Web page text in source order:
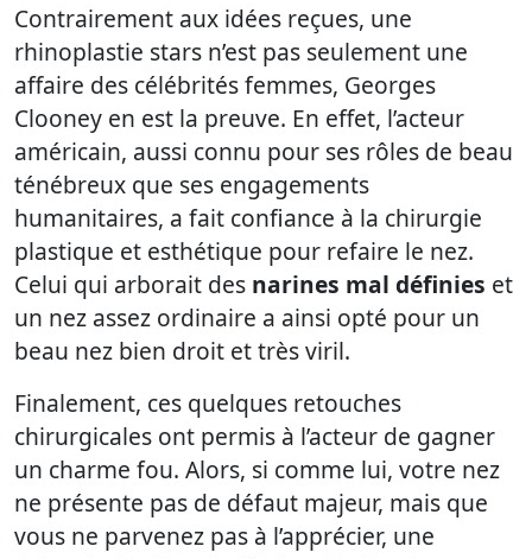
Contrairement aux idées reçues, une
rhinoplastie stars n’est pas seulement une
affaire des célébrités femmes, Georges
Clooney en est la preuve. En effet, l’acteur
américain, aussi connu pour ses rôles de beau
ténébreux que ses engagements
humanitaires, a fait confiance à la chirurgie
plastique et esthétique pour refaire le nez.
Celui qui arborait des narines mal définies et
un nez assez ordinaire a ainsi opté pour un
beau nez bien droit et très viril.
Finalement, ces quelques retouches
chirurgicales ont permis à l’acteur de gagner
un charme fou. Alors, si comme lui, votre nez
ne présente pas de défaut majeur, mais que
vous ne parvenez pas à l’apprécier, une